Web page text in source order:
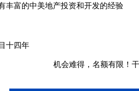
丰富的中美地产投资和开发的经验
十四年
机会难得，名额有限！